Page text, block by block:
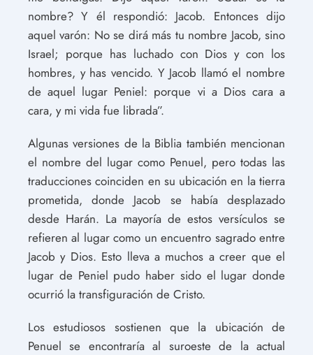
nombre? Y él respondió: Jacob. Entonces dijo
aquel varón: No se dirá más tu nombre Jacob, sino
Israel; porque has luchado con Dios y con los
hombres, y has vencido. Y Jacob llamó el nombre
de aquel lugar Peniel: porque vi a Dios cara a
cara, y mi vida fue librada”.
Algunas versiones de la Biblia también mencionan
el nombre del lugar como Penuel, pero todas las
traducciones coinciden en su ubicación en la tierra
prometida, donde Jacob se había desplazado
desde Harán. La mayoría de estos versículos se
refieren al lugar como un encuentro sagrado entre
Jacob y Dios. Esto lleva a muchos a creer que el
lugar de Peniel pudo haber sido el lugar donde
ocurrió la transfiguración de Cristo.
Los estudiosos sostienen que la ubicación de
Penuel se encontraría al suroeste de la actual